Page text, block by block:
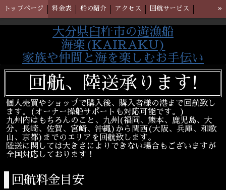
トップページ 料金表 船の紹介 アクセス 回航サービス
ブログ 甘鯛釣り
»
大分県臼杵市の遊漁船
海楽(KAIRAKU)
家族や仲間と海を楽しむお手伝い
回航、陸送承ります!
個人売買やショップで購入後、購入者様の港まで回航致し
ます。(オーナー操船サポートも対応可能です。)
九州内はもちろんのこと、九州(福岡、熊本、鹿児島、大
分、長崎、佐賀、宮崎、沖縄)から関西(大阪、兵庫、和歌
山、京都)までのエリアを回航致します。
陸送に関しては大きさによりできない場合もございますが
全国対応しております！
回航料金目安